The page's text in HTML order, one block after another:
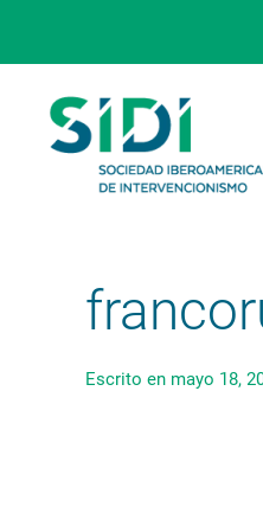
Skip to main content
Escrito en mayo 18,